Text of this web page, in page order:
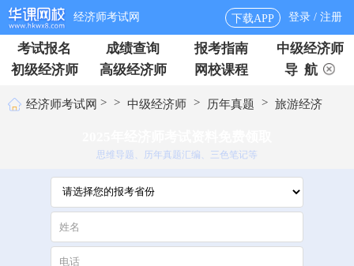
经济师考试网 下载APP 登录 / 注册
考试报名 成绩查询 报考指南
中级经济师
初级经济师
高级经济师 网校课程 导 航
经济师考试网 > > 中级经济师 > 历年真题 > 旅游经济
思维导题、历年真题汇编、三色笔记等